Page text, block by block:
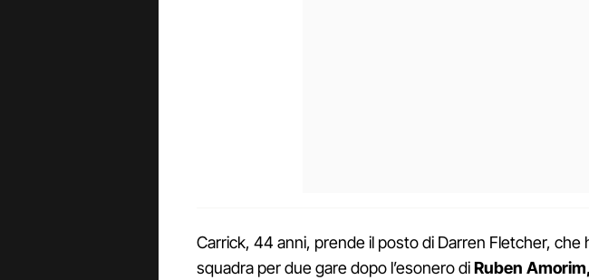
Carrick, 44 anni, prende il posto di Darren Fletcher, che
squadra per due gare dopo l’esonero diRuben Amorim,